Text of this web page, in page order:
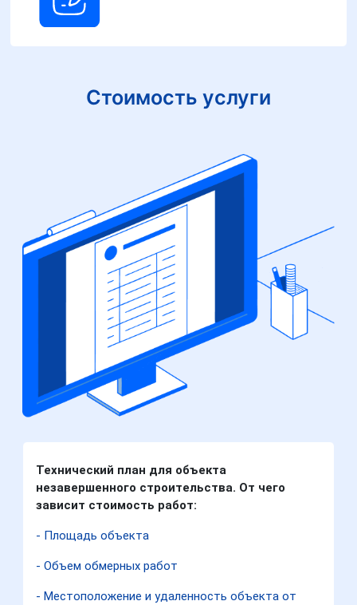
Стоимость услуги
Технический план для объекта
незавершенного строительства. От чего
зависит стоимость работ:
- Площадь объекта
- Объем обмерных работ
- Местоположение и удаленность объекта от